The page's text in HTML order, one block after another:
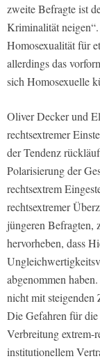
zweite Befragte ist
Kriminalität
Homosexualität für
allerdings das
sich Homosexuelle
Oliver Decker und
rechtsextremer
der Tendenz
Polarisierung der
rechtsextrem
rechtsextremer
jüngeren Befragten,
hervorheben, dass
abgenommen
nicht mit steigenden
Die Gefahren für
Verbreitung extrem-
institutionellem